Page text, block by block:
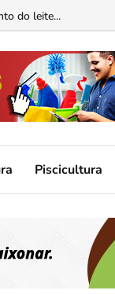
Piscicultura